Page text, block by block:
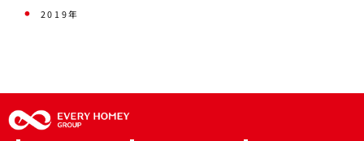
2019年